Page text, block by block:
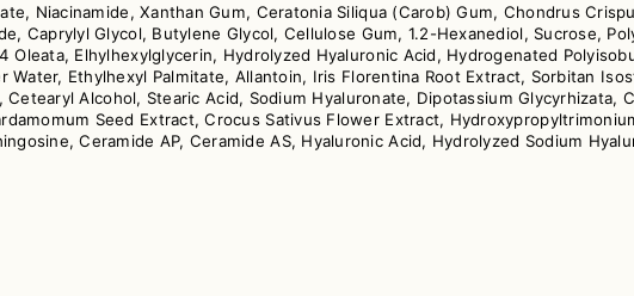
Niacinamide, Xanthan Gum, Ceratonia Siliqua (Carob) Gum, Chondrus
Caprylyl Glycol, Butylene Glycol, Cellulose Gum, 1.2-Hexanediol, Sucrose,
Oleata, Elhylhexylglycerin, Hydrolyzed Hyaluronic Acid, Hydrogenated
Water, Ethylhexyl Palmitate, Allantoin, Iris Florentina Root Extract, Sorbitan
Alcohol, Stearic Acid, Sodium Hyaluronate, Dipotassium Glycyrhizata,
Seed Extract, Crocus Sativus Flower Extract,
Ceramide AP, Ceramide AS, Hyaluronic Acid, Hydrolyzed Sodium